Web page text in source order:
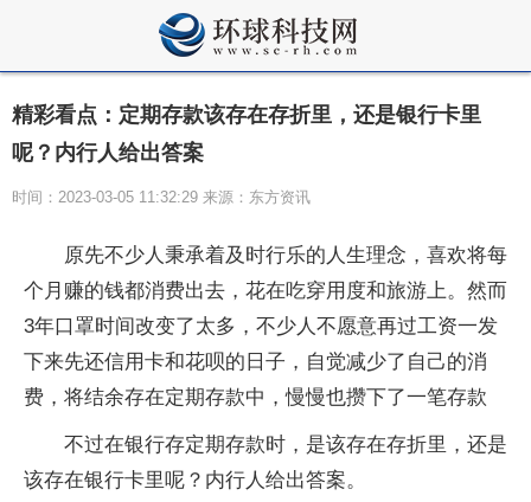
精彩看点：定期存款该存在存折里，还是银行卡里
呢？内行人给出答案
时间：2023-03-05 11:32:29 来源：东方资讯
原先不少人秉承着及时行乐的人生理念，喜欢将每
个月赚的钱都消费出去，花在吃穿用度和旅游上。然而
3年口罩时间改变了太多，不少人不愿意再过工资一发
下来先还信用卡和花呗的日子，自觉减少了自己的消
费，将结余存在定期存款中，慢慢也攒下了一笔存款
不过在银行存定期存款时，是该存在存折里，还是
该存在银行卡里呢？内行人给出答案。